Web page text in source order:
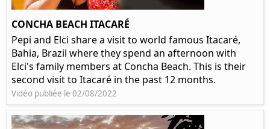
CONCHA BEACH ITACARÉ
Pepi and Elci share a visit to world famous Itacaré,
Bahia, Brazil where they spend an afternoon with
Elci's family members at Concha Beach. This is their
second visit to Itacaré in the past 12 months.
Vidéo publiée le 02/08/2022